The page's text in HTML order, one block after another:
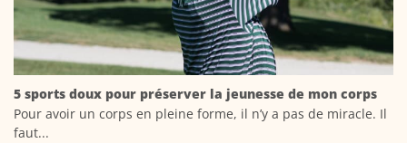
5 sports doux pour préserver la jeunesse de mon corps
Pour avoir un corps en pleine forme, il n’y a pas de miracle. Il
faut...